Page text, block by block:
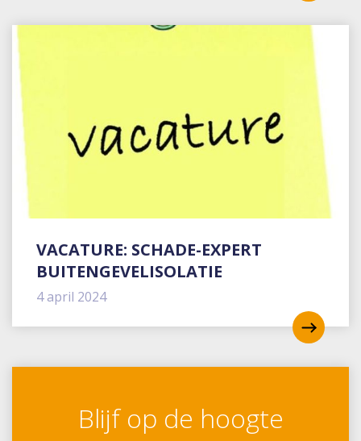
VACATURE: SCHADE-EXPERT
BUITENGEVELISOLATIE
4 april 2024
Blijf op de hoogte